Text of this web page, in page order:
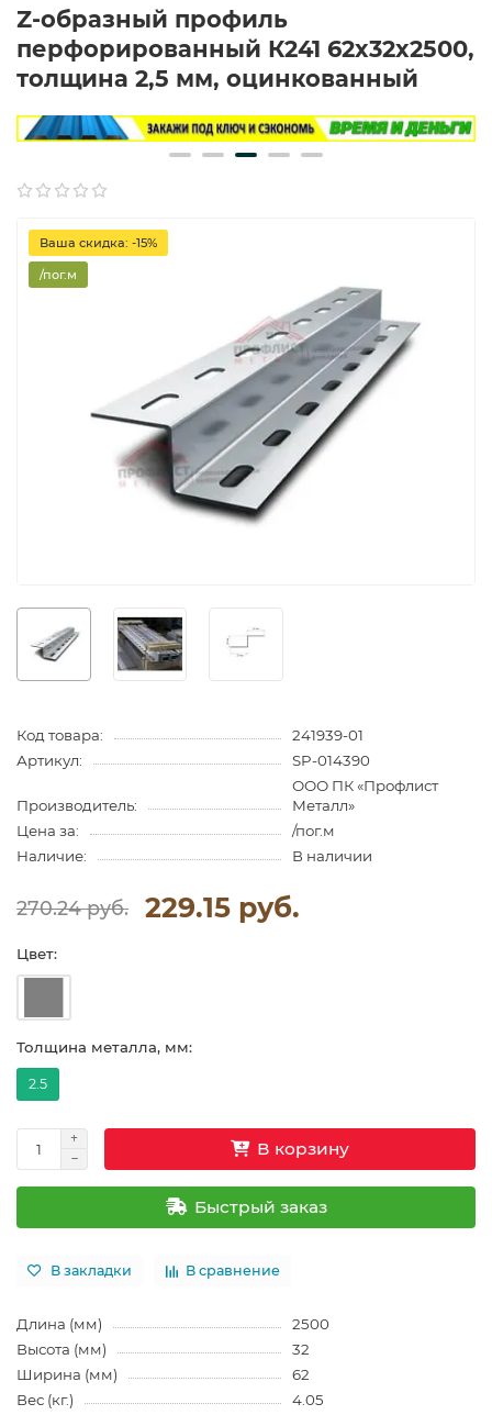
Z-образный профиль
перфорированный К241 62x32x2500,
толщина 2,5 мм, оцинкованный
Ваша скидка: -15%
/пог.м
Код товара:
241939-01
Артикул:
SP-014390
Производитель:
ООО ПК «Профлист
Металл»
Цена за:
/пог.м
Наличие:
В наличии
270.24 руб. 229.15 руб.
Цвет:
Толщина металла, мм:
2.5
В корзину
Быстрый заказ
В закладки В сравнение
Длина (мм)
2500
Высота (мм)
32
Ширина (мм)
62
Вес (кг.)
4.05